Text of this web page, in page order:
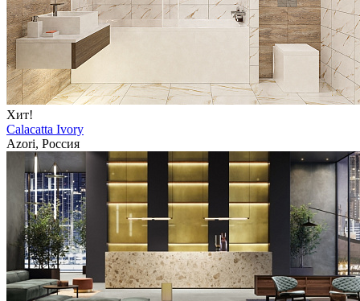
Хит!
Calacatta Ivory
Azori, Россия